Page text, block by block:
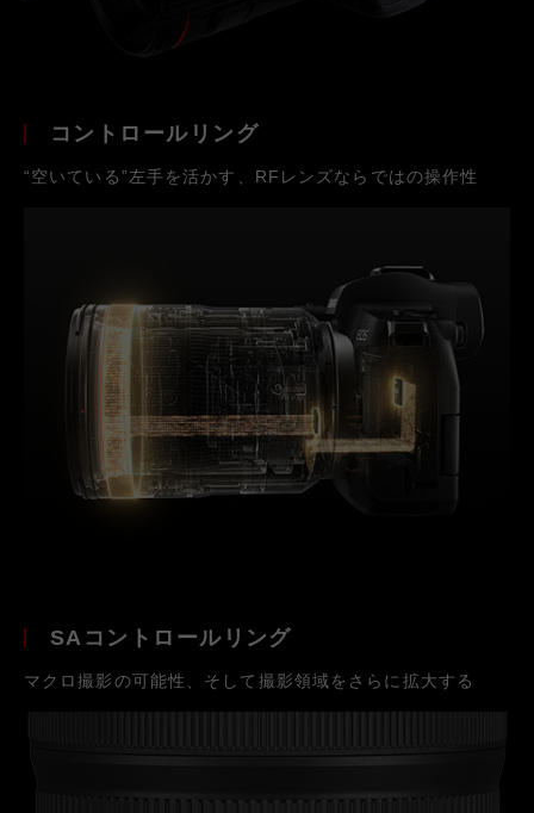
コントロールリング
“空いている”左手を活かす、RFレンズならではの操作性
SAコントロールリング
マクロ撮影の可能性、そして撮影領域をさらに拡大する